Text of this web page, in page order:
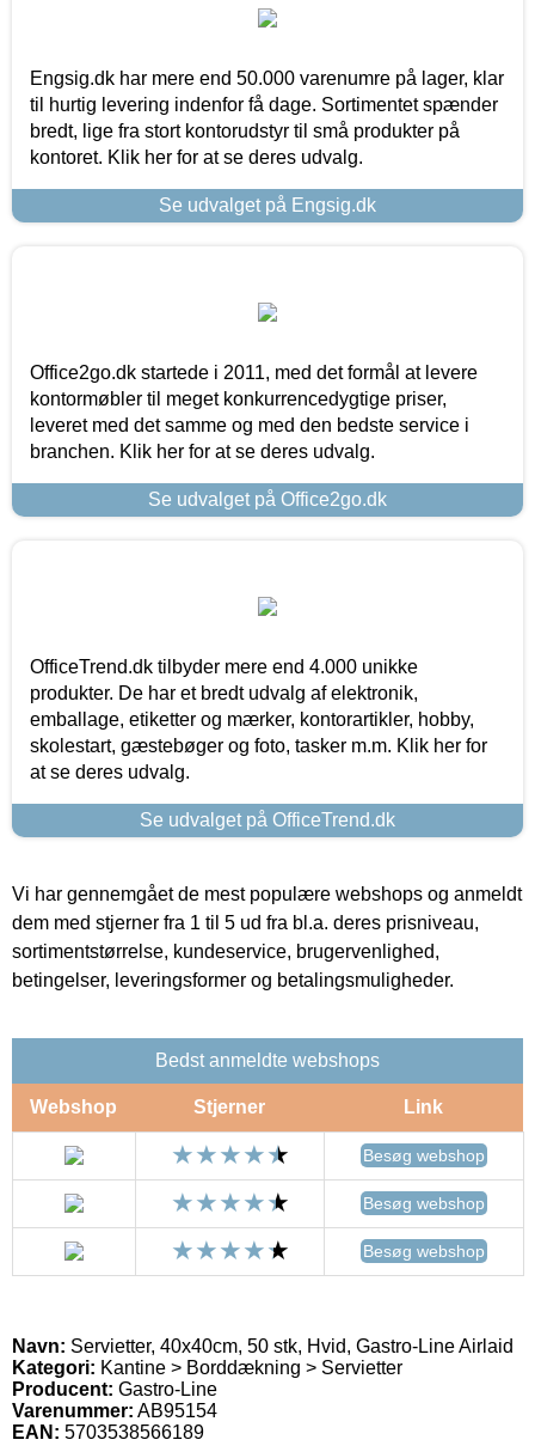
Engsig.dk har mere end 50.000 varenumre på lager, klar
til hurtig levering indenfor få dage. Sortimentet spænder
bredt, lige fra stort kontorudstyr til små produkter på
kontoret. Klik her for at se deres udvalg.
Se udvalget på Engsig.dk
Office2go.dk startede i 2011, med det formål at levere
kontormøbler til meget konkurrencedygtige priser,
leveret med det samme og med den bedste service i
branchen. Klik her for at se deres udvalg.
Se udvalget på Office2go.dk
OfficeTrend.dk tilbyder mere end 4.000 unikke
produkter. De har et bredt udvalg af elektronik,
emballage, etiketter og mærker, kontorartikler, hobby,
skolestart, gæstebøger og foto, tasker m.m. Klik her for
at se deres udvalg.
Se udvalget på OfficeTrend.dk
Vi har gennemgået de mest populære webshops og anmeldt
dem med stjerner fra 1 til 5 ud fra bl.a. deres prisniveau,
sortimentstørrelse, kundeservice, brugervenlighed,
betingelser, leveringsformer og betalingsmuligheder.
Bedst anmeldte webshops
Webshop Stjerner Link
Besøg webshop
Besøg webshop
Besøg webshop
Navn: Servietter, 40x40cm, 50 stk, Hvid, Gastro-Line Airlaid
Kategori: Kantine > Borddækning > Servietter
Producent: Gastro-Line
Varenummer: AB95154
EAN: 5703538566189